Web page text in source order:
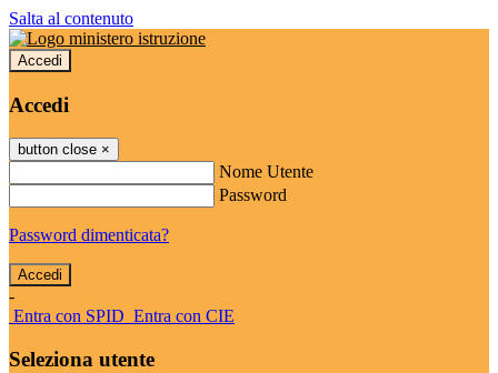
Salta al contenuto
Accedi
Accedi
button close ×
Nome Utente
Password
Password dimenticata?
-
Entra con SPID Entra con CIE
Seleziona utente